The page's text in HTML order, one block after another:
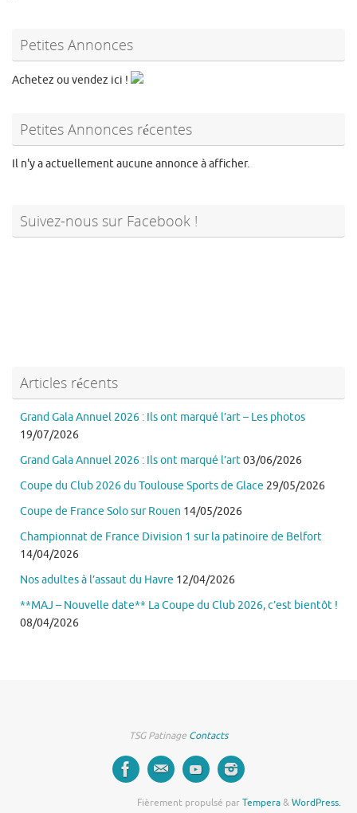
Petites Annonces
Achetez ou vendez ici !
Petites Annonces récentes
Il n'y a actuellement aucune annonce à afficher.
Suivez-nous sur Facebook !
Articles récents
Grand Gala Annuel 2026 : Ils ont marqué l’art – Les photos
19/07/2026
Grand Gala Annuel 2026 : Ils ont marqué l’art03/06/2026
Coupe du Club 2026 du Toulouse Sports de Glace 29/05/2026
Coupe de France Solo sur Rouen 14/05/2026
Championnat de France Division 1 sur la patinoire de Belfort
14/04/2026
Nos adultes à l’assaut du Havre 12/04/2026
**MAJ – Nouvelle date** La Coupe du Club 2026, c’est bientôt !
08/04/2026
TSG Patinage Contacts
Fièrement propulsé parTempera&WordPress.